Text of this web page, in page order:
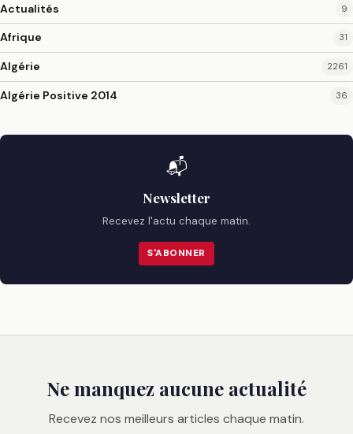
Actualités 9
Afrique 31
Algérie 2261
Algérie Positive 2014 36
📬
Newsletter
Recevez l'actu chaque matin.
S'ABONNER
Ne manquez aucune actualité
Recevez nos meilleurs articles chaque matin.